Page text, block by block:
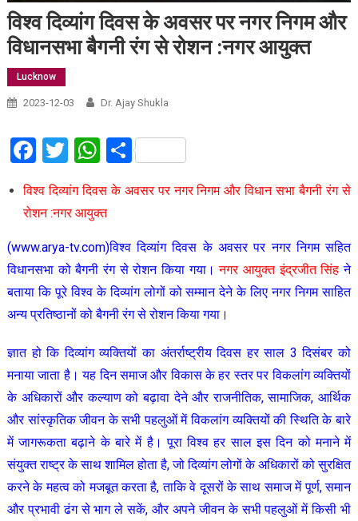
विश्व दिव्यांग दिवस के अवसर पर नगर निगम और
विधानसभा बैगनी रंग से रोशन :नगर आयुक्त
Lucknow
2023-12-03 Dr. Ajay Shukla
Facebook
Twitter
WhatsApp
Share
विश्व दिव्यांग दिवस के अवसर पर नगर निगम और विधान सभा बैगनी रंग से
रोशन :नगर आयुक्त
(www.arya-tv.com)विश्व दिव्यांग दिवस के अवसर पर नगर निगम सहित
विधानसभा को बैगनी रंग से रोशन किया गया।नगर आयुक्त इंद्रजीत सिंह ने
बताया कि पूरे विश्व के दिव्यांग लोगों को सम्मान देने के लिए नगर निगम साहित
अन्य प्रतिष्ठानों को बैगनी रंग से रोशन किया गया।
ज्ञात हो कि दिव्यांग व्यक्तियों का अंतर्राष्ट्रीय दिवस हर साल 3 दिसंबर को
मनाया जाता है। यह दिन समाज और विकास के हर स्तर पर विकलांग व्यक्तियों
के अधिकारों और कल्याण को बढ़ावा देने और राजनीतिक, सामाजिक, आर्थिक
और सांस्कृतिक जीवन के सभी पहलुओं में विकलांग व्यक्तियों की स्थिति के बारे
में जागरूकता बढ़ाने के बारे में है। पूरा विश्व हर साल इस दिन को मनाने में
संयुक्त राष्ट्र के साथ शामिल होता है, जो दिव्यांग लोगों के अधिकारों को सुरक्षित
करने के महत्व को मजबूत करता है, ताकि वे दूसरों के साथ समाज में पूर्ण, समान
और प्रभावी ढंग से भाग ले सकें, और अपने जीवन के सभी पहलुओं में किसी भी